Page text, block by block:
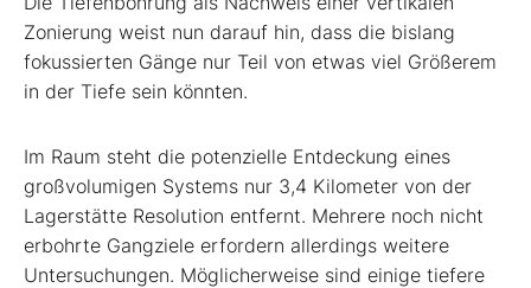
Zonierung weist nun darauf hin, dass die bislang
fokussierten Gänge nur Teil von etwas viel Größerem
in der Tiefe sein könnten.
Im Raum steht die potenzielle Entdeckung eines
großvolumigen Systems nur 3,4 Kilometer von der
Lagerstätte Resolution entfernt. Mehrere noch nicht
erbohrte Gangziele erfordern allerdings weitere
Untersuchungen. Möglicherweise sind einige tiefere